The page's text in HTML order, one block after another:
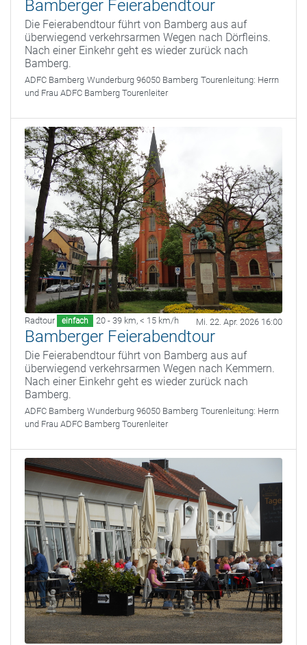
Bamberger Feierabendtour
Die Feierabendtour führt von Bamberg aus auf
überwiegend verkehrsarmen Wegen nach Dörfleins.
Nach einer Einkehr geht es wieder zurück nach
Bamberg.
ADFC Bamberg Wunderburg 96050 Bamberg Tourenleitung: Herrn
und Frau ADFC Bamberg Tourenleiter
Radtour einfach 20 - 39 km, < 15 km/h Mi. 22. Apr. 2026 16:00
Bamberger Feierabendtour
Die Feierabendtour führt von Bamberg aus auf
überwiegend verkehrsarmen Wegen nach Kemmern.
Nach einer Einkehr geht es wieder zurück nach
Bamberg.
ADFC Bamberg Wunderburg 96050 Bamberg Tourenleitung: Herrn
und Frau ADFC Bamberg Tourenleiter